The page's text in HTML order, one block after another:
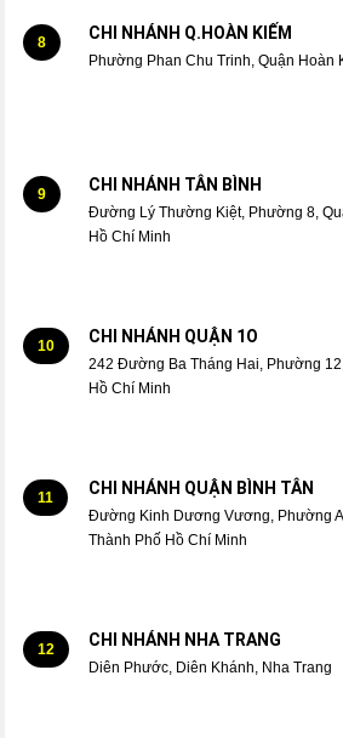
8 CHI NHÁNH Q.HOÀN KIẾM
Phường Phan Chu Trinh, Quận Hoàn
9 CHI NHÁNH TÂN BÌNH
Đường Lý Thường Kiệt, Phường 8,
Hồ Chí Minh
10 CHI NHÁNH QUẬN 1O
242 Đường Ba Tháng Hai, Phường
Hồ Chí Minh
11 CHI NHÁNH QUẬN BÌNH TÂN
Đường Kinh Dương Vương, Phường
Thành Phố Hồ Chí Minh
12 CHI NHÁNH NHA TRANG
Diên Phước, Diên Khánh, Nha Trang